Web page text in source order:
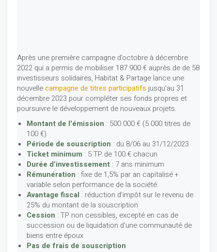
Après une première campagne d'octobre à décembre
2022 qui a permis de mobiliser 187 900 € auprès de de 58
investisseurs solidaires, Habitat & Partage lance une
nouvellecampagne de titres participatifs jusqu'au 31
décembre 2023 pour compléter ses fonds propres et
poursuivre le développement de nouveaux projets.
Montant de l'émission : 500 000 € (5 000 titres de
100 €)
Période de souscription : du 8/06 au 31/12/2023
Ticket minimum : 5 TP de 100 € chacun
Durée d’investissement : 7 ans minimum
Rémunération : fixe de 1,5% par an capitalisé +
variable selon performance de la société.
Avantage fiscal : réduction d’impôt sur le revenu de
25% du montant de la souscription
Cession : TP non cessibles, excepté en cas de
succession ou de liquidation d’une communauté de
biens entre époux
Pas de frais de souscription